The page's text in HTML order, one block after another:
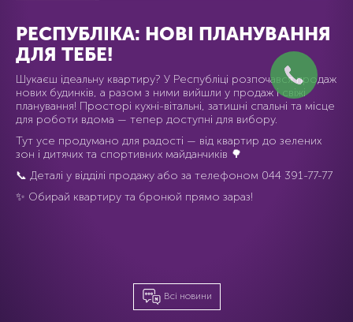
РЕСПУБЛІКА: НОВІ ПЛАНУВАННЯ
ДЛЯ ТЕБЕ!
Шукаєш ідеальну квартиру? У Республіці розпочався продаж
нових будинків, а разом з ними вийшли у продаж і свіжі
планування! Просторі кухні-вітальні, затишні спальні та місце
для роботи вдома — тепер доступні для вибору.
Тут усе продумано для радості — від квартир до зелених
зон і дитячих та спортивних майданчиків 🌳
📞 Деталі у відділі продажу або за телефоном 044 391-77-77
✨ Обирай квартиру та бронюй прямо зараз!
Всі новини